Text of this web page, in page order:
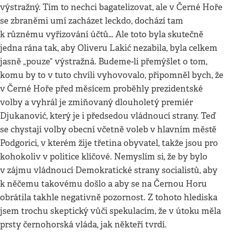
výstražný. Tím to nechci bagatelizovat, ale v Černé Hoře
se zbraněmi umí zacházet leckdo, dochází tam
k různému vyřizování účtů… Ale toto byla skutečně
jedna rána tak, aby Oliveru Lakić nezabila, byla celkem
jasně „pouze“ výstražná. Budeme-li přemýšlet o tom,
komu by to v tuto chvíli vyhovovalo, připomněl bych, že
v Černé Hoře před měsícem proběhly prezidentské
volby a vyhrál je zmiňovaný dlouholetý premiér
Djukanović, který je i předsedou vládnoucí strany. Teď
se chystají volby obecní včetně voleb v hlavním městě
Podgorici, v kterém žije třetina obyvatel, takže jsou pro
kohokoliv v politice klíčové. Nemyslím si, že by bylo
v zájmu vládnoucí Demokratické strany socialistů, aby
k něčemu takovému došlo a aby se na Černou Horu
obrátila takhle negativně pozornost. Z tohoto hlediska
jsem trochu skeptický vůči spekulacím, že v útoku měla
prsty černohorská vláda, jak někteří tvrdí.